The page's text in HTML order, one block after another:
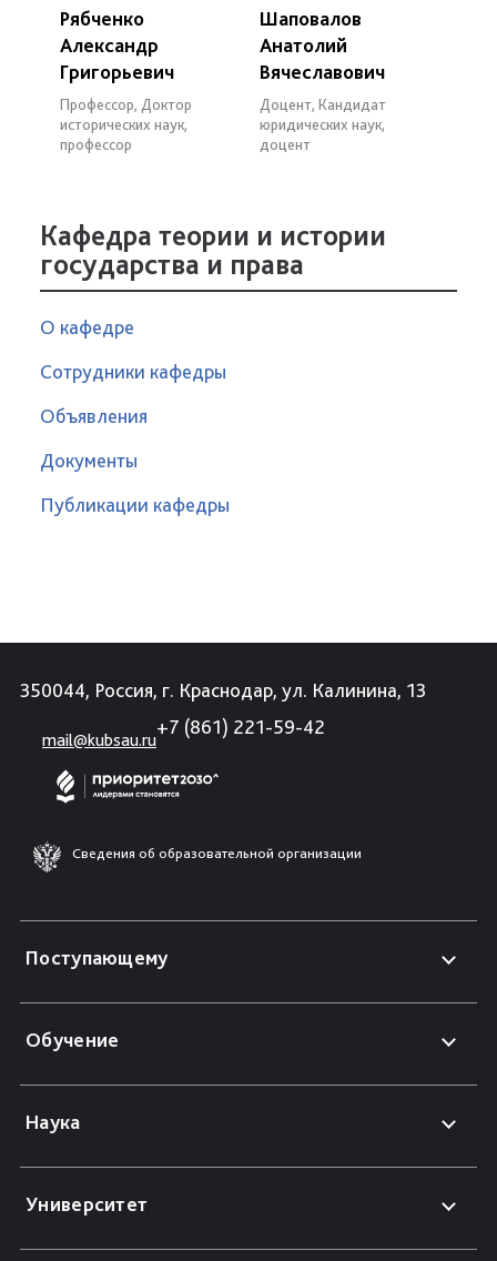
Рябченко
Александр
Григорьевич
Профессор, Доктор
исторических наук,
профессор
Шаповалов
Анатолий
Вячеславович
Доцент, Кандидат
юридических наук,
доцент
Кафедра теории и истории
государства и права
О кафедре
Сотрудники кафедры
Объявления
Документы
Публикации кафедры
350044, Россия, г. Краснодар, ул. Калинина, 13
mail@kubsau.ru
+7 (861) 221-59-42
Сведения об образовательной организации
Поступающему
Обучение
Наука
Университет